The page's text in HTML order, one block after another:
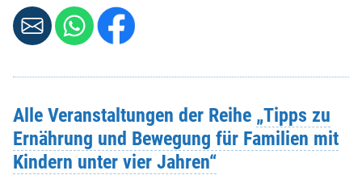
Alle Veranstaltungen der Reihe „Tipps zu
Ernährung und Bewegung für Familien mit
Kindern unter vier Jahren“